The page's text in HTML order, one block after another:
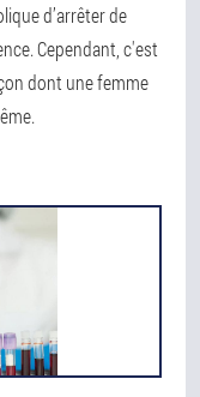
d’arrêter de
Cependant, c'est
dont une femme